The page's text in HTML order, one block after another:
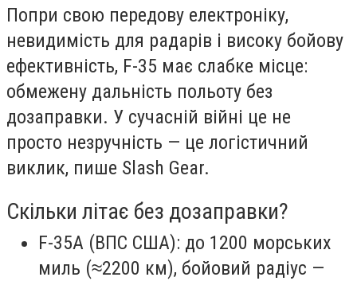
Попри свою передову електроніку,
невидимість для радарів і високу бойову
ефективність, F-35 має слабке місце:
обмежену дальність польоту без
дозаправки. У сучасній війні це не
просто незручність — це логістичний
виклик, пише Slash Gear.
Скільки літає без дозаправки?
F-35A (ВПС США): до 1200 морських
миль (≈2200 км), бойовий радіус —